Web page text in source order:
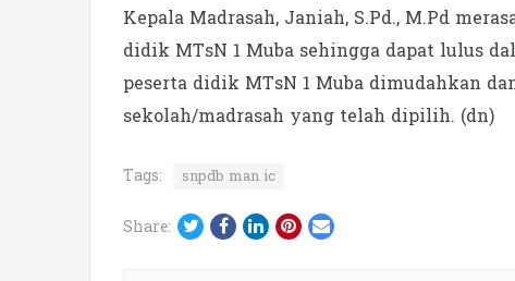
Kepala Madrasah, Janiah, S.Pd., M.Pd
didik MTsN 1 Muba sehingga dapat lulus
peserta didik MTsN 1 Muba dimudahkan
sekolah/madrasah yang telah dipilih. (dn)
Tags: snpdb man ic
Share: Twitter
Facebook
LinkedIn
Pinterest
Email